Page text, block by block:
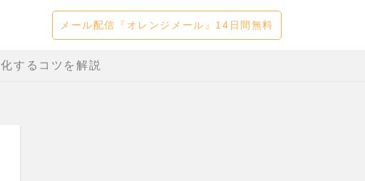
メール配信『オレンジメール』14日間無料
するコツを解説